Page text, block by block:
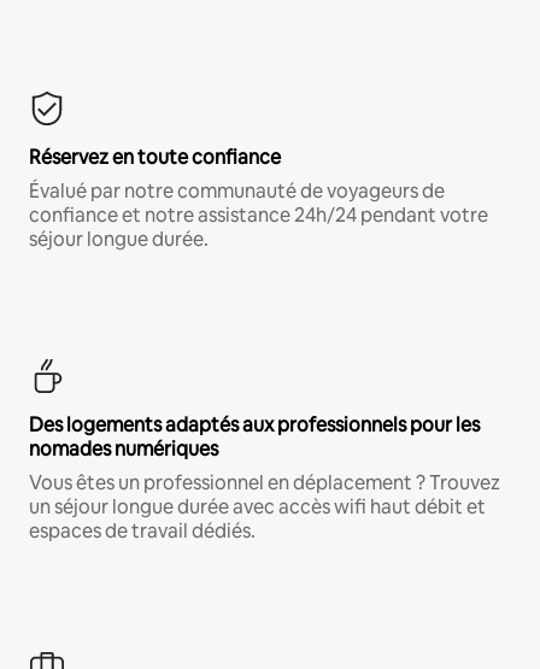
Réservez en toute confiance
Évalué par notre communauté de voyageurs de
confiance et notre assistance 24h/24 pendant votre
séjour longue durée.
Des logements adaptés aux professionnels pour les
nomades numériques
Vous êtes un professionnel en déplacement ? Trouvez
un séjour longue durée avec accès wifi haut débit et
espaces de travail dédiés.